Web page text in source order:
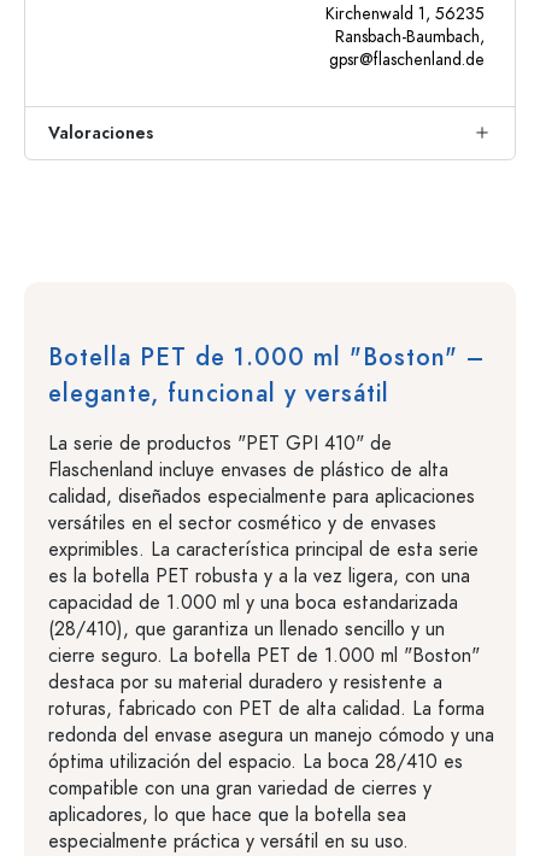
Kirchenwald 1, 56235
Ransbach-Baumbach,
gpsr@flaschenland.de
Valoraciones
Botella PET de 1.000 ml "Boston" –
elegante, funcional y versátil
La serie de productos "PET GPI 410" de
Flaschenland incluye envases de plástico de alta
calidad, diseñados especialmente para aplicaciones
versátiles en el sector cosmético y de envases
exprimibles. La característica principal de esta serie
es la botella PET robusta y a la vez ligera, con una
capacidad de 1.000 ml y una boca estandarizada
(28/410), que garantiza un llenado sencillo y un
cierre seguro. La botella PET de 1.000 ml "Boston"
destaca por su material duradero y resistente a
roturas, fabricado con PET de alta calidad. La forma
redonda del envase asegura un manejo cómodo y una
óptima utilización del espacio. La boca 28/410 es
compatible con una gran variedad de cierres y
aplicadores, lo que hace que la botella sea
especialmente práctica y versátil en su uso.